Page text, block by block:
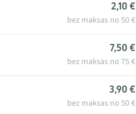
2,10 €
bez maksas no 50 €
7,50 €
bez maksas no 75 €
3,90 €
bez maksas no 50 €